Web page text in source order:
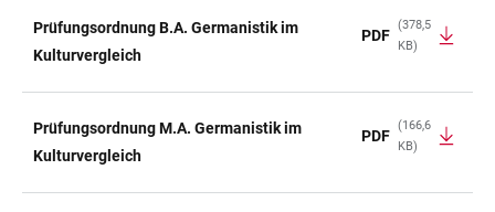
Prüfungsordnung B.A. Germanistik im
Kulturvergleich
PDF
(378,5
KB)
Prüfungsordnung M.A. Germanistik im
Kulturvergleich
PDF
(166,6
KB)